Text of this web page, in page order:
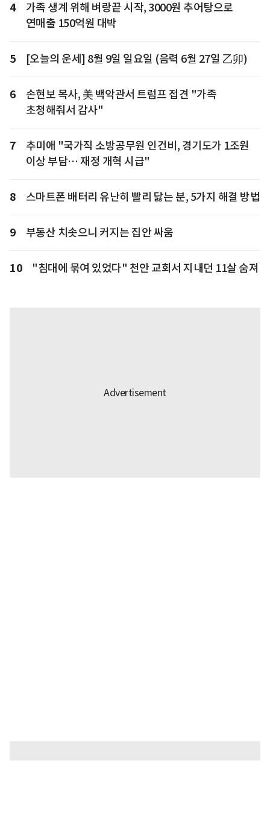
4
가족 생계 위해 벼랑끝 시작, 3000원 추어탕으로
연매출 150억원 대박
5 [오늘의 운세] 8월 9일 일요일 (음력 6월 27일 乙卯)
6
손현보 목사, 美 백악관서 트럼프 접견 "가족
초청해줘서 감사"
7
추미애 "국가직 소방공무원 인건비, 경기도가 1조원
이상 부담… 재정 개혁 시급"
8 스마트폰 배터리 유난히 빨리 닳는 분, 5가지 해결 방법
9 부동산 치솟으니 커지는 집안 싸움
10 "침대에 묶여 있었다" 천안 교회서 지내던 11살 숨져